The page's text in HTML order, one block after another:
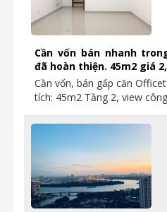
Cần vốn bán nhanh
đã hoàn thiện. 45m2 giá
Cần vốn, bán gấp căn
tích: 45m2 Tầng 2, view